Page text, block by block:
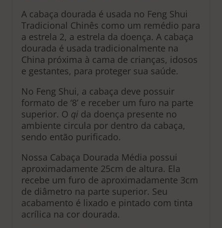
A cabaça dourada é usada no Feng Shui
Tradicional Chinês como um remédio para
a estrela 2, a estrela da doença. A cabaça
dourada é usada tradicionalmente na
China próxima à cama de crianças, idosos
e gestantes, para proteger sua saúde.
No Feng Shui, a cabaça deve possuir
formato de ‘8’ e receber um furo na parte
superior. O qi da doença presente no
ambiente circula por dentro da cabaça,
sendo então purificado.
Nossa Cabaça Dourada Média possui
aproximadamente 25cm de altura. Ela
recebe um furo de aproximadamente 3cm
de diâmetro na parte superior. Seu
acabamento é lixado e pintado com tinta
acrílica na cor dourada.